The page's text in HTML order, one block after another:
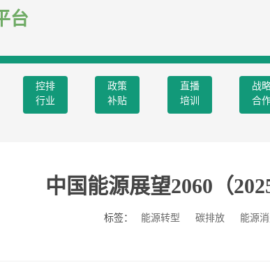
台
控排
行业
政策
补贴
直播
培训
战
合
中国能源展望2060（
标签： 能源转型 碳排放 能源